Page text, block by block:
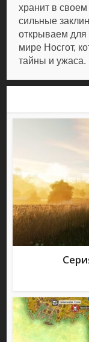
хранит в
сильные
открываем
мире Носгот,
тайны и ужаса.